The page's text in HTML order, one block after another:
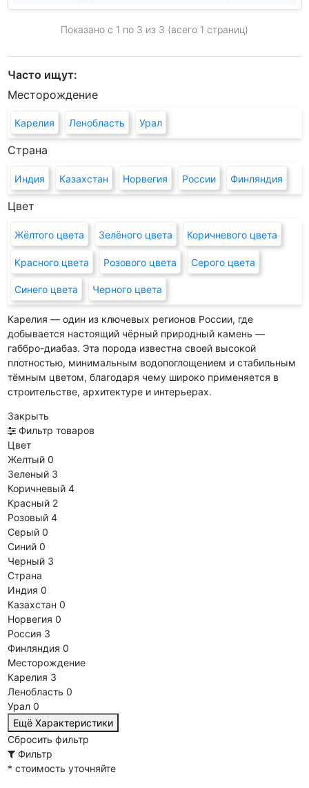
Закрыть
Фильтр товаров
Цвет
Желтый 0
Зеленый 3
Коричневый 4
Красный 2
Розовый 4
Серый 0
Синий 0
Черный 3
Страна
Индия 0
Казахстан 0
Норвегия 0
Россия 3
Финляндия 0
Месторождение
Карелия 3
Ленобласть 0
Урал 0
Ещё Характеристики
Сбросить фильтр
Фильтр
* стоимость уточняйте
Показано с 1 по 3 из 3 (всего 1 страниц)
Часто ищут:
Месторождение
Карелия Ленобласть Урал
Страна
Индия Казахстан Норвегия России Финляндия
Цвет
Жёлтого цвета Зелёного цвета Коричневого цвета
Красного цвета Розового цвета Серого цвета
Синего цвета Черного цвета
Карелия — один из ключевых регионов России, где
добывается настоящий чёрный природный камень —
габбро-диабаз. Эта порода известна своей высокой
плотностью, минимальным водопоглощением и стабильным
тёмным цветом, благодаря чему широко применяется в
строительстве, архитектуре и интерьерах.